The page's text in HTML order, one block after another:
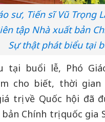
sư, Tiến sĩ Vũ Trọng
tập Nhà xuất bản
Sự thật phát biểu tại
tại buổi lễ, Phó
cho biết, thời gian
trị về Quốc hội đã
Chính trị quốc gia